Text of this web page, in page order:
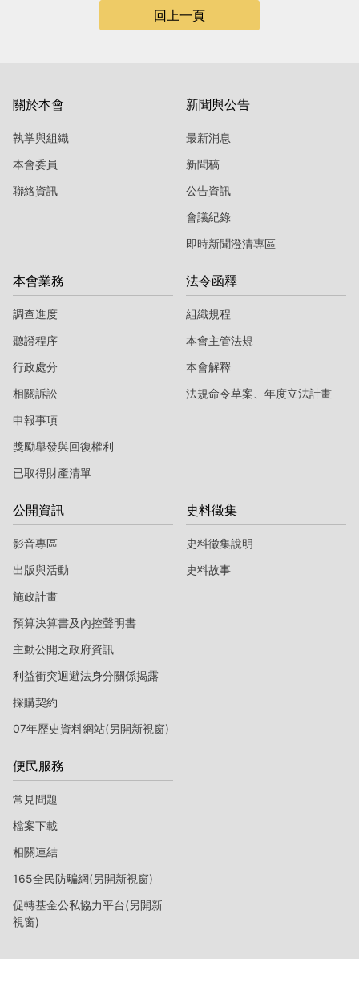
回上一頁
關於本會
執掌與組織
本會委員
聯絡資訊
新聞與公告
最新消息
新聞稿
公告資訊
會議紀錄
即時新聞澄清專區
本會業務
調查進度
聽證程序
行政處分
相關訴訟
申報事項
獎勵舉發與回復權利
已取得財產清單
法令函釋
組織規程
本會主管法規
本會解釋
法規命令草案、年度立法計畫
公開資訊
影音專區
出版與活動
施政計畫
預算決算書及內控聲明書
主動公開之政府資訊
利益衝突迴避法身分關係揭露
採購契約
07年歷史資料網站(另開新視窗)
史料徵集
史料徵集說明
史料故事
便民服務
常見問題
檔案下載
相關連結
165全民防騙網(另開新視窗)
促轉基金公私協力平台(另開新
視窗)